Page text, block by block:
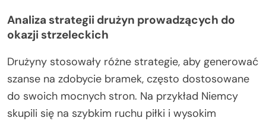
Analiza strategii drużyn prowadzących do
okazji strzeleckich
Drużyny stosowały różne strategie, aby generować
szanse na zdobycie bramek, często dostosowane
do swoich mocnych stron. Na przykład Niemcy
skupili się na szybkim ruchu piłki i wysokim